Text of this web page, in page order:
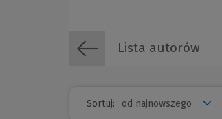
Lista autorów
Sortuj: